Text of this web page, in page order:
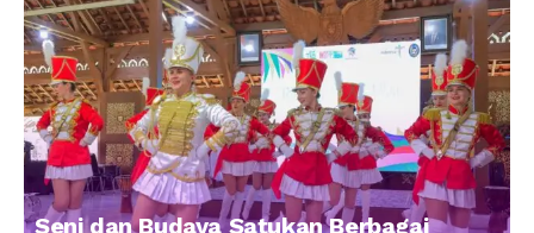
Seni dan Budaya Satukan Berbagai